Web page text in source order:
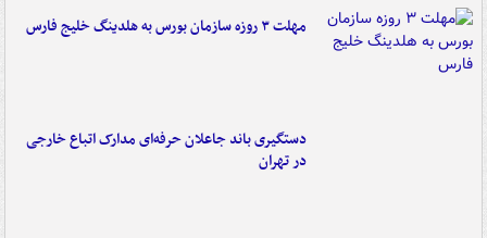
مهلت ۳ روزه سازمان بورس به هلدینگ خلیج فارس
دستگیری باند جاعلان حرفه‌ای مدارک اتباع خارجی
در تهران